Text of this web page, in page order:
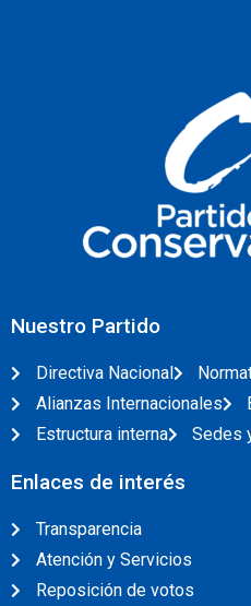
Nuestro Partido
Directiva Nacional
Alianzas Internacionales
Estructura interna
Sedes
Enlaces de interés
Transparencia
Atención y Servicios
Reposición de votos